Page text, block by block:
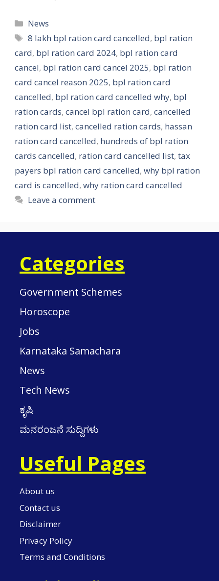
Categories
News
Tags
8 lakh bpl ration card cancelled, bpl ration
card, bpl ration card 2024, bpl ration card
cancel, bpl ration card cancel 2025, bpl ration
card cancel reason 2025, bpl ration card
cancelled, bpl ration card cancelled why, bpl
ration cards, cancel bpl ration card, cancelled
ration card list, cancelled ration cards, hassan
ration card cancelled, hundreds of bpl ration
cards cancelled, ration card cancelled list, tax
payers bpl ration card cancelled, why bpl ration
card is cancelled, why ration card cancelled
Leave a comment
Categories
Government Schemes
Horoscope
Jobs
Karnataka Samachara
News
Tech News
ಕೃಷಿ
ಮನರಂಜನೆ ಸುದ್ದಿಗಳು
Useful Pages
About us
Contact us
Disclaimer
Privacy Policy
Terms and Conditions